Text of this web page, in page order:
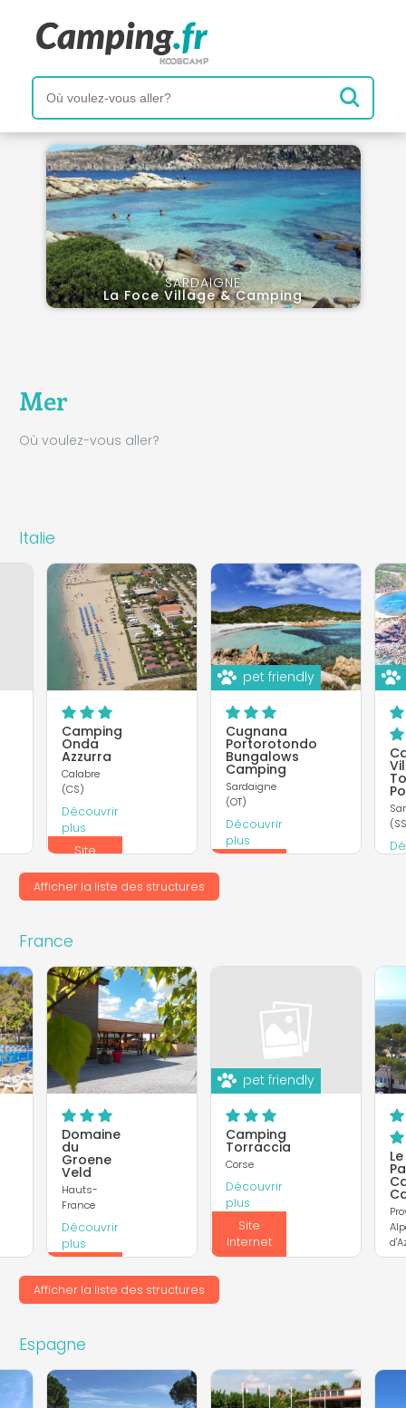
SARDAIGNE
La Foce Village & Camping
Mer
Où voulez-vous aller?
Italie
Camping
Onda
Azzurra
Calabre
(CS)
Découvrir
plus
Site
pet friendly
Cugnana
Portorotondo
Bungalows
Camping
Sardaigne
(OT)
Découvrir
plus
Afficher la liste des structures
France
Domaine
du
Groene
Veld
Hauts-
France
Découvrir
plus
Internet
pet friendly
Camping
Torraccia
Corse
Découvrir
plus
Site
Internet
Le
Afficher la liste des structures
Espagne